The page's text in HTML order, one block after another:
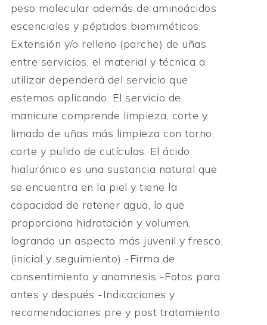
peso molecular además de aminoácidos
escenciales y péptidos biomiméticos.
Extensión y/o relleno (parche) de uñas
entre servicios, el material y técnica a
utilizar dependerá del servicio que
estemos aplicando. El servicio de
manicure comprende limpieza, corte y
limado de uñas más limpieza con torno,
corte y pulido de cutículas. El ácido
hialurónico es una sustancia natural que
se encuentra en la piel y tiene la
capacidad de retener agua, lo que
proporciona hidratación y volumen,
logrando un aspecto más juvenil y fresco.
(inicial y seguimiento) -Firma de
consentimiento y anamnesis -Fotos para
antes y después -Indicaciones y
recomendaciones pre y post tratamiento